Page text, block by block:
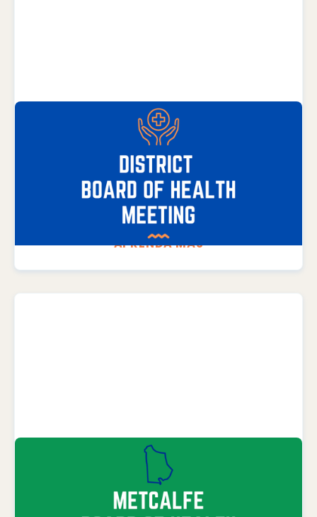
AUGUST 17, 2026
Reunión de la Junta de Salud del Distrito
Oficina del Departamento de Salud del
Distrito
APRENDA MÁS
SEPTEMBER 8, 2026
Reunión de la Junta del Condado de
Metcalfe